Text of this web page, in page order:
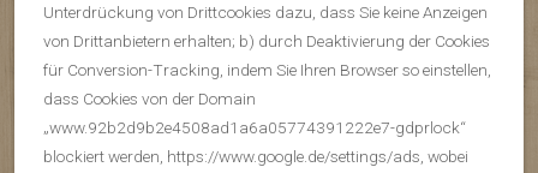
Unterdrückung von Drittcookies dazu, dass Sie keine Anzeigen
von Drittanbietern erhalten; b) durch Deaktivierung der Cookies
für Conversion-Tracking, indem Sie Ihren Browser so einstellen,
dass Cookies von der Domain
„www.92b2d9b2e4508ad1a6a05774391222e7-gdprlock“
blockiert werden, https://www.google.de/settings/ads, wobei